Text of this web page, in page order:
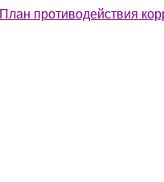
План противодействия